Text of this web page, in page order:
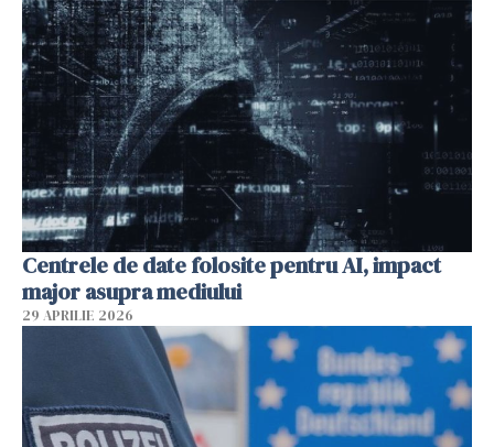
Centrele de date folosite pentru AI, impact
major asupra mediului
29 APRILIE 2026